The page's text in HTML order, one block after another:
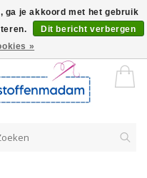
worden verkocht per 10 cm.
ga je akkoord met het gebruik
Dit bericht verbergen
»